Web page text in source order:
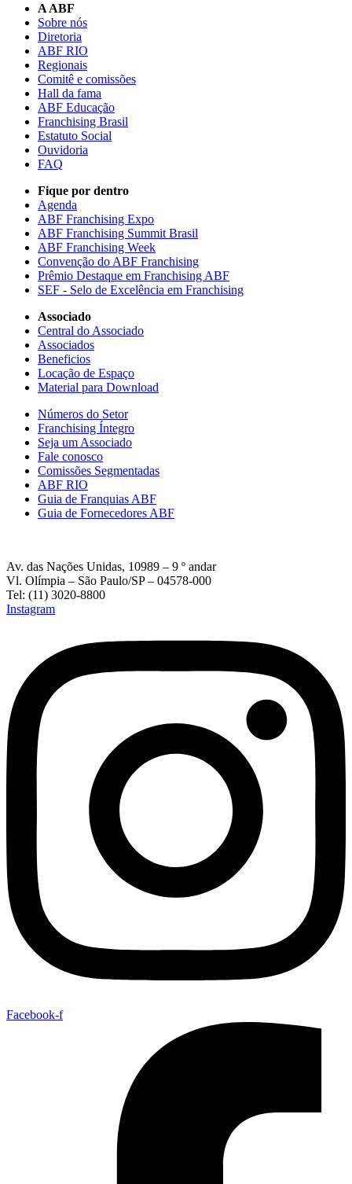
A ABF
Sobre nós
Diretoria
ABF RIO
Regionais
Comitê e comissões
Hall da fama
ABF Educação
Franchising Brasil
Estatuto Social
Ouvidoria
FAQ
Fique por dentro
Agenda
ABF Franchising Expo
ABF Franchising Summit Brasil
ABF Franchising Week
Convenção do ABF Franchising
Prêmio Destaque em Franchising ABF
SEF - Selo de Excelência em Franchising
Associado
Central do Associado
Associados
Beneficios
Locação de Espaço
Material para Download
Números do Setor
Franchising Íntegro
Seja um Associado
Fale conosco
Comissões Segmentadas
ABF RIO
Guia de Franquias ABF
Guia de Fornecedores ABF
Av. das Nações Unidas, 10989 – 9 º andar
Vl. Olímpia – São Paulo/SP – 04578-000
Tel: (11) 3020-8800
Instagram
Facebook-f